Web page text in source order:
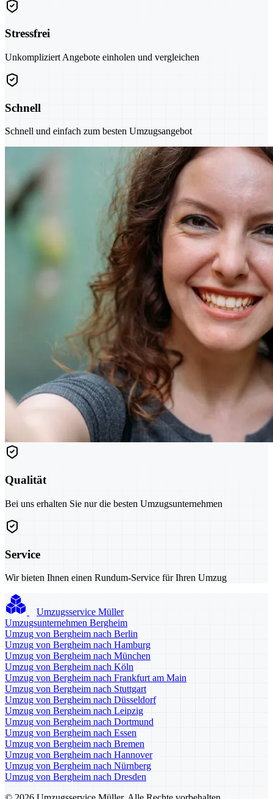
Stressfrei
Unkompliziert Angebote einholen und vergleichen
Schnell
Schnell und einfach zum besten Umzugsangebot
Qualität
Bei uns erhalten Sie nur die besten Umzugsunternehmen
Service
Wir bieten Ihnen einen Rundum-Service für Ihren Umzug
Umzugsservice Müller
Umzugsunternehmen Bergheim
Umzug von Bergheim nach Berlin
Umzug von Bergheim nach Hamburg
Umzug von Bergheim nach München
Umzug von Bergheim nach Köln
Umzug von Bergheim nach Frankfurt am Main
Umzug von Bergheim nach Stuttgart
Umzug von Bergheim nach Düsseldorf
Umzug von Bergheim nach Leipzig
Umzug von Bergheim nach Dortmund
Umzug von Bergheim nach Essen
Umzug von Bergheim nach Bremen
Umzug von Bergheim nach Hannover
Umzug von Bergheim nach Nürnberg
Umzug von Bergheim nach Dresden